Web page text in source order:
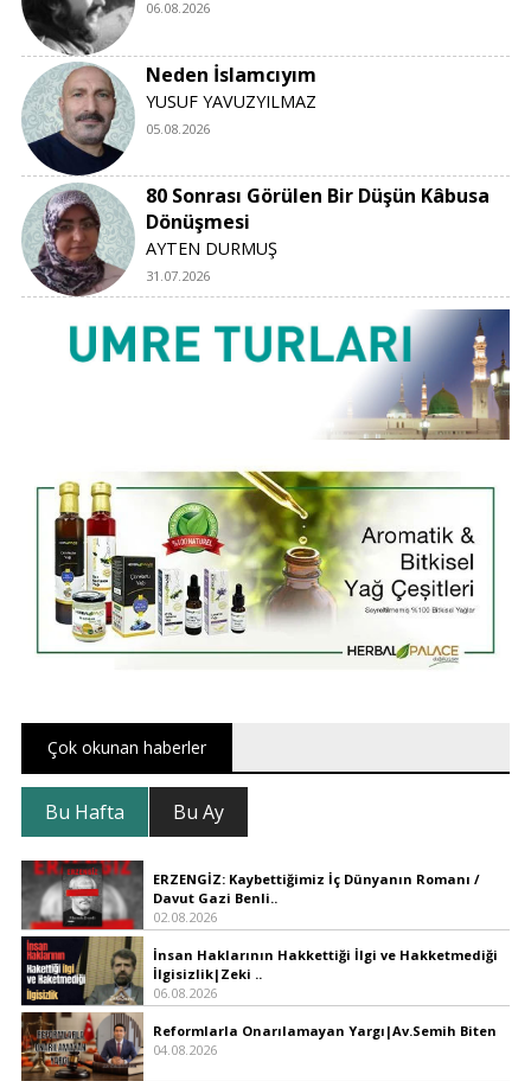
06.08.2026
Neden İslamcıyım
YUSUF YAVUZYILMAZ
05.08.2026
80 Sonrası Görülen Bir Düşün Kâbusa
Dönüşmesi
AYTEN DURMUŞ
31.07.2026
Çok okunan haberler
Bu Hafta Bu Ay
ERZENGİZ: Kaybettiğimiz İç Dünyanın Romanı /
Davut Gazi Benli..
02.08.2026
İnsan Haklarının Hakkettiği İlgi ve Hakketmediği
İlgisizlik|Zeki ..
06.08.2026
Reformlarla Onarılamayan Yargı|Av.Semih Biten
04.08.2026